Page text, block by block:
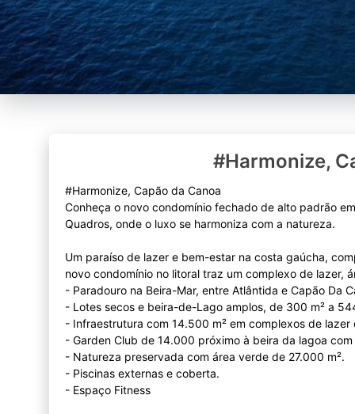
#Harmonize,
#Harmonize, Capão da Canoa
Conheça o novo condomínio fechado de alto padrão
Quadros, onde o luxo se harmoniza com a natureza.
Um paraíso de lazer e bem-estar na costa gaúcha,
novo condomínio no litoral traz um complexo de lazer,
- Paradouro na Beira-Mar, entre Atlântida e Capão Da
- Lotes secos e beira-de-Lago amplos, de 300 m² a
- Infraestrutura com 14.500 m² em complexos de lazer
- Garden Club de 14.000 próximo à beira da lagoa com
- Natureza preservada com área verde de 27.000 m².
- Piscinas externas e coberta.
- Espaço Fitness